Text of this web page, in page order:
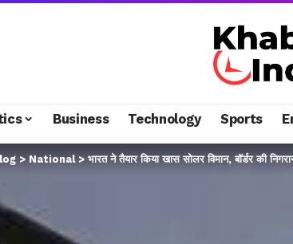
Business Technology Sports
> National> भारत ने तैयार किया खास सोलर विमान, बॉर्डर की